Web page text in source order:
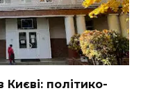
політико-